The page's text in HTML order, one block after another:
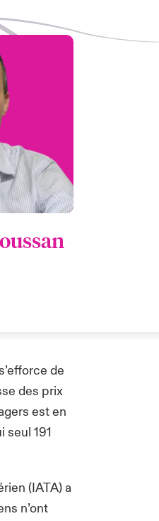
de
des prix
est en
191
(IATA) a
n’ont